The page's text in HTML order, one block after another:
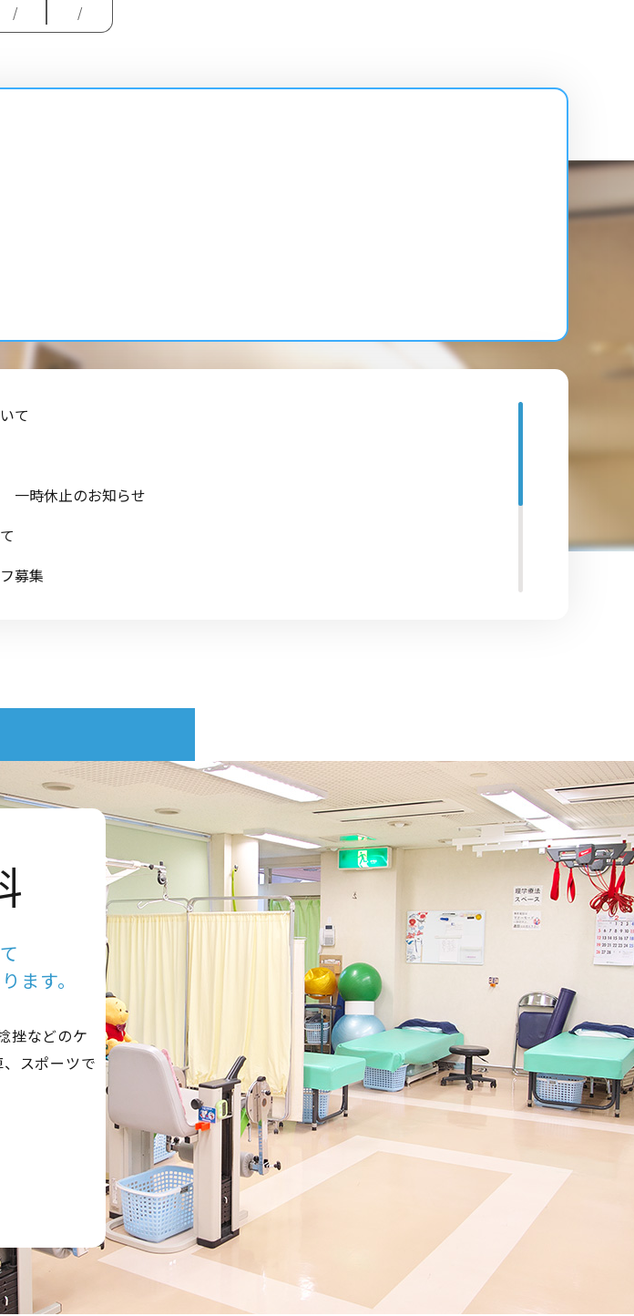
/ /
て
一時休止のお知らせ
募集
ます。
挫などのケ
スポーツで